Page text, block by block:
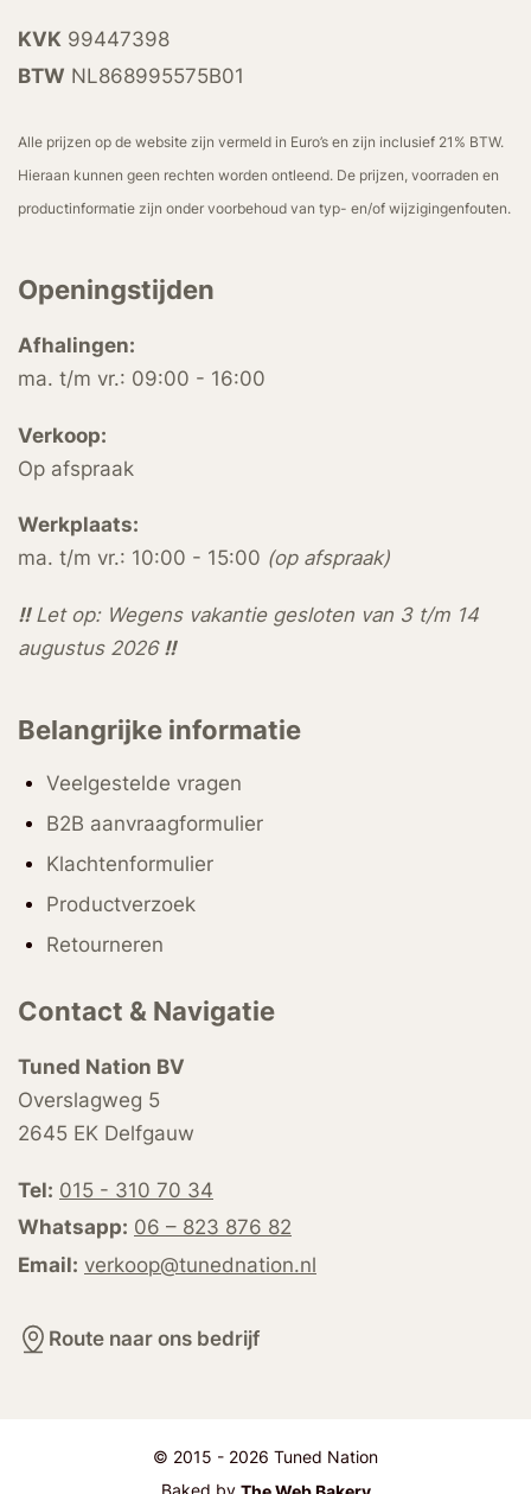
KVK 99447398
BTW NL868995575B01
Alle prijzen op de website zijn vermeld in Euro’s en zijn inclusief 21% BTW.
Hieraan kunnen geen rechten worden ontleend. De prijzen, voorraden en
productinformatie zijn onder voorbehoud van typ- en/of wijzigingenfouten.
Openingstijden
Afhalingen:
ma. t/m vr.: 09:00 - 16:00
Verkoop:
Op afspraak
Werkplaats:
ma. t/m vr.: 10:00 - 15:00 (op afspraak)
!!Let op: Wegens vakantie gesloten van 3 t/m 14
augustus 2026 !!
Belangrijke informatie
Veelgestelde vragen
B2B aanvraagformulier
Klachtenformulier
Productverzoek
Retourneren
Contact & Navigatie
Tuned Nation BV
Overslagweg 5
2645 EK Delfgauw
Tel: 015 - 310 70 34
Whatsapp: 06 – 823 876 82
Email: verkoop@tunednation.nl
Route naar ons bedrijf
© 2015 - 2026 Tuned Nation